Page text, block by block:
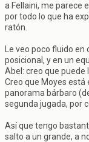
a Fellaini, me parece
por todo lo que ha
ratón.
Le veo poco fluido
posicional, y en un
Abel: creo que puede
Creo que Moyes está
panorama bárbaro
segunda jugada, por
Así que tengo
salto a un grande, a